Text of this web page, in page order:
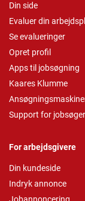
Din side
Evaluer din
Se evalueringer
Opret profil
Apps til jobsøgning
Kaares Klumme
Support for
For arbejdsgivere
Din kundeside
Indryk annonce